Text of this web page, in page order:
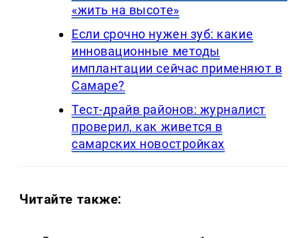
«жить на высоте»
Если срочно нужен зуб: какие
инновационные методы
имплантации сейчас применяют в
Самаре?
Тест-драйв районов: журналист
проверил, как живется в
самарских новостройках
Читайте также: